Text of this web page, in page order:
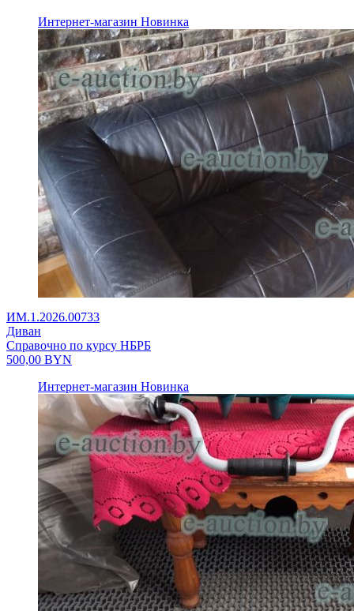
Интернет-магазин Новинка
ИМ.1.2026.00733
Диван
Справочно по курсу НБРБ
500,00 BYN
Интернет-магазин Новинка